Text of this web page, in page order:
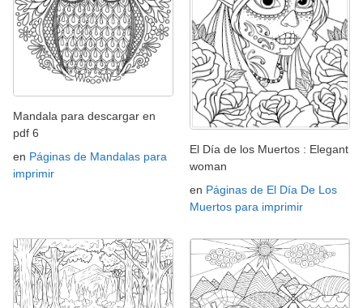
Mandala para descargar en
pdf 6
en Páginas de Mandalas para
imprimir
El Día de los Muertos : Elegant
woman
en Páginas de El Día De Los
Muertos para imprimir